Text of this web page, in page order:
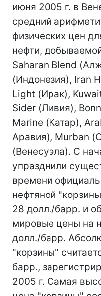
июня 2005 г. в
средний
физических цен
нефти,
Saharan Blend
(Индонезия), Iran
Light (Ирак),
Sider (Ливия),
Marine (Катар),
Аравия), Murban
(Венесуэла). С
упразднили
времени
нефтяной
28 долл./барр. и
мировые цены на
долл./барр.
"корзины"
барр.,
2005 г. Самая